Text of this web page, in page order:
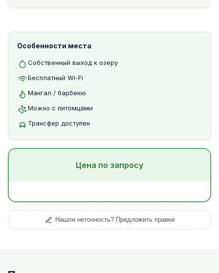
Особенности места
Собственный выход к озеру
Бесплатный Wi-Fi
Мангал / барбекю
Можно с питомцами
Трансфер доступен
Цена по запросу
Нашли неточность? Предложить правки